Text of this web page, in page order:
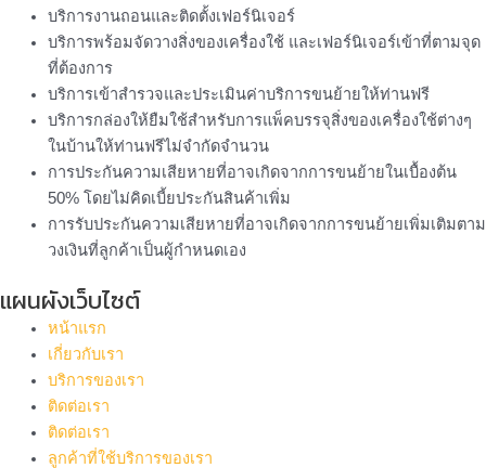
บริการงานถอนและติดตั้งเฟอร์นิเจอร์
บริการพร้อมจัดวางสิ่งของเครื่องใช้ และเฟอร์นิเจอร์เข้าที่ตามจุด
ที่ต้องการ
บริการเข้าสำรวจและประเมินค่าบริการขนย้ายให้ท่านฟรี
บริการกล่องให้ยืมใช้สำหรับการแพ็คบรรจุสิ่งของเครื่องใช้ต่างๆ
ในบ้านให้ท่านฟรีไม่จำกัดจำนวน
การประกันความเสียหายที่อาจเกิดจากการขนย้ายในเบื้องต้น
50% โดยไม่คิดเบี้ยประกันสินค้าเพิ่ม
การรับประกันความเสียหายที่อาจเกิดจากการขนย้ายเพิ่มเติมตาม
วงเงินที่ลูกค้าเป็นผู้กำหนดเอง
แผนผังเว็บไซต์
หน้าแรก
เกี่ยวกับเรา
บริการของเรา
ติดต่อเรา
ติดต่อเรา
ลูกค้าที่ใช้บริการของเรา